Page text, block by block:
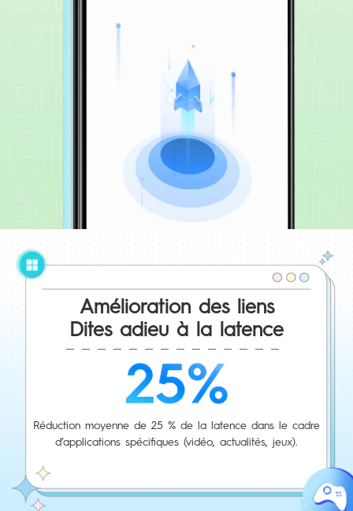
Amélioration des liens
Dites adieu à la latence
Réduction moyenne de 25 % de la latence dans le cadre
d’applications spécifiques (vidéo, actualités, jeux).